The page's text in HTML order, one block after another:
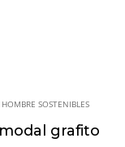
SOSTENIBLES
grafito